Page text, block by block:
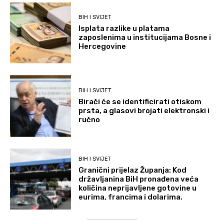
BIH I SVIJET
Isplata razlike u platama
zaposlenima u institucijama Bosne i
Hercegovine
BIH I SVIJET
Birači će se identificirati otiskom
prsta, a glasovi brojati elektronski i
ručno
BIH I SVIJET
Granični prijelaz Županja: Kod
državljanina BiH pronađena veća
količina neprijavljene gotovine u
eurima, francima i dolarima.